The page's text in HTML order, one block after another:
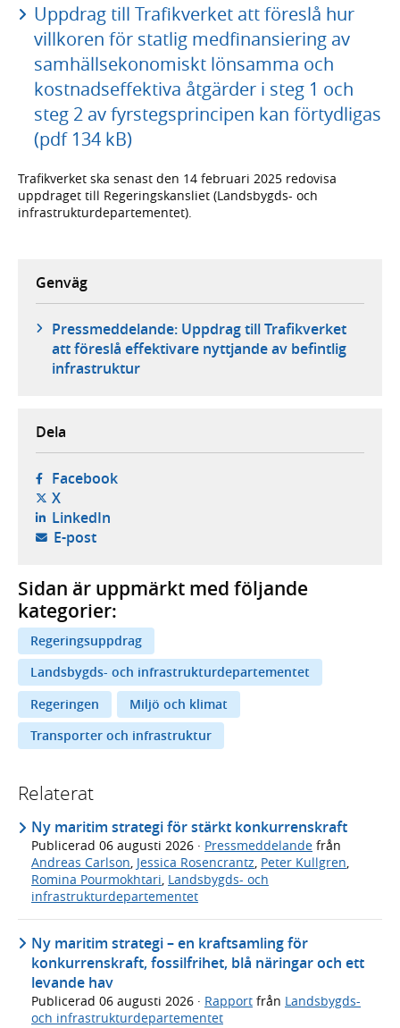
Uppdrag till Trafikverket att föreslå hur
villkoren för statlig medfinansiering av
samhällsekonomiskt lönsamma och
kostnadseffektiva åtgärder i steg 1 och
steg 2 av fyrstegsprincipen kan förtydligas
(pdf 134 kB)
Trafikverket ska senast den 14 februari 2025 redovisa
uppdraget till Regeringskansliet (Landsbygds- och
infrastrukturdepartementet).
Genväg
Pressmeddelande: Uppdrag till Trafikverket
att föreslå effektivare nyttjande av befintlig
infrastruktur
Dela
Facebook- öppnas i ny flik, extern webbplats,
X- öppnas i ny flik, extern webbplats,
LinkedIn- öppnas i ny flik, extern webbplats,
E-post- öppnar din e-postklient,
Sidan är uppmärkt med följande
kategorier:
Regeringsuppdrag
Landsbygds- och infrastrukturdepartementet
Regeringen
Miljö och klimat
Transporter och infrastruktur
Relaterat
Ny maritim strategi för stärkt konkurrenskraft
Publicerad 06 augusti 2026 · Pressmeddelande från
Andreas Carlson, Jessica Rosencrantz, Peter Kullgren,
Romina Pourmokhtari, Landsbygds- och
infrastrukturdepartementet
Ny maritim strategi – en kraftsamling för
konkurrenskraft, fossilfrihet, blå näringar och ett
levande hav
Publicerad 06 augusti 2026 · Rapport från Landsbygds-
och infrastrukturdepartementet